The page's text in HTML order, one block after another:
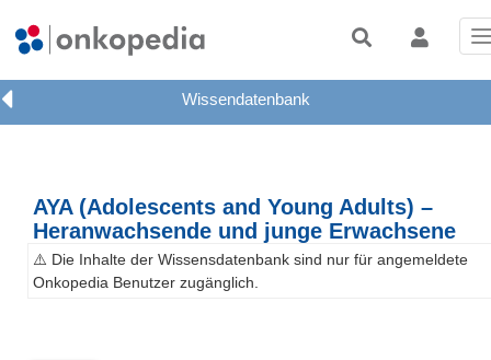
AYA (Adolescents and Young Adults) –
Heranwachsende und junge Erwachsene
⚠️ Die Inhalte der Wissensdatenbank sind nur für angemeldete
Onkopedia Benutzer zugänglich.